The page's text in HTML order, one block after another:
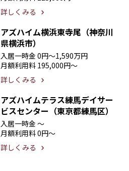
詳しくみる
アズハイム横浜東寺尾（神奈川
県横浜市）
入居一時金 0円〜1,590万円
月額利用料 195,000円〜
詳しくみる
アズハイムテラス練馬デイサー
ビスセンター（東京都練馬区）
入居一時金 〜
月額利用料0円〜
詳しくみる